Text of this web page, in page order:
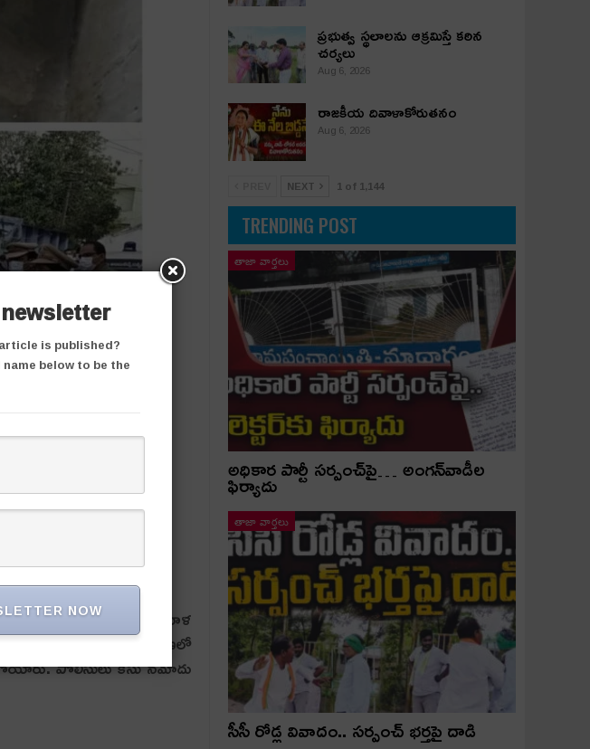
అలేఖ్య (28) అనే మ‌హిళ
నేప‌థ్యంలో జ‌రిగిన ఘ‌ర్ష‌ణ‌లో
పోలీసులు కేసు న‌మోదు
ప్రభుత్వ స్థలాలను ఆక్రమిస్తే కఠిన
చర్యలు
Aug 6, 2026
రాజకీయ దివాళాకోరుతనం
Aug 6, 2026
NEXT 1 of 1,144
TRENDING POST
తాజా వార్తలు
అధికార పార్టీ స‌ర్పంచ్‌పై… అంగ‌న్‌వాడీల
ఫిర్యాదు
తాజా వార్తలు
సీసీ రోడ్ల వివాదం.. స‌ర్పంచ్ భ‌ర్త‌పై దాడి
is published?
below to be the
NOW